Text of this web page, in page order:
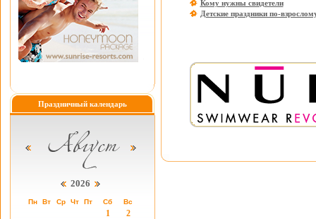
Праздничный календарь
2026
Пн Вт Ср Чт Пт Сб Вс
1
2
Кому нужны свидетели
Детские праздники по-